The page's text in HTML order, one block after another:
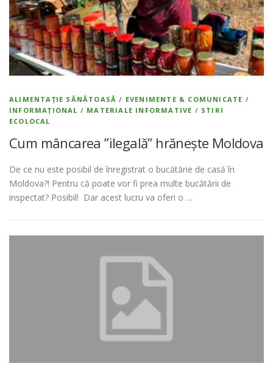
ALIMENTAȚIE SĂNĂTOASĂ / EVENIMENTE & COMUNICATE /
INFORMAȚIONAL / MATERIALE INFORMATIVE / STIRI
ECOLOCAL
Cum mâncarea ”ilegală” hrănește Moldova
De ce nu este posibil de înregistrat o bucătărie de casă în
Moldova?! Pentru că poate vor fi prea multe bucătării de
inspectat? Posibil! Dar acest lucru va oferi o …